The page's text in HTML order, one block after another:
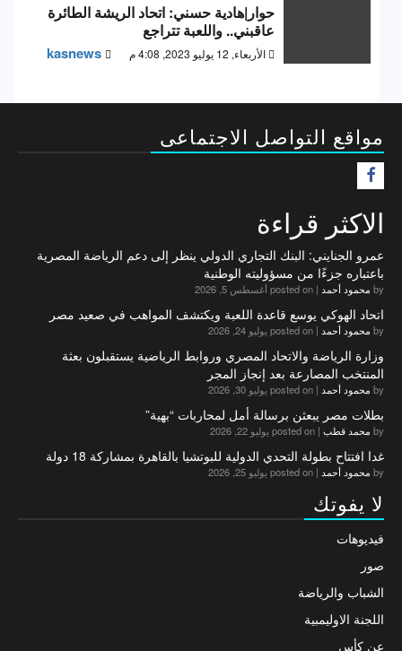
حوار|هادية حسني: اتحاد الريشة الطائرة
عاقبني.. واللعبة تتراجع
الأربعاء, 12 يوليو 2023, 4:08 م kasnews
مواقع التواصل الاجتماعى
الاكثر قراءة
عمرو الجنايني: البنك التجاري الدولي ينظر إلى دعم الرياضة المصرية
باعتباره جزءًا من مسؤوليته الوطنية
by محمود أحمد | posted on أغسطس 5, 2026
اتحاد الهوكي يوسع قاعدة اللعبة ويكتشف المواهب في صعيد مصر
by محمود أحمد | posted on يوليو 24, 2026
وزارة الرياضة والاتحاد المصري وروابط الرياضية يستقبلون بعثة
المنتخب المصارعة بعد إنجاز المجر
by محمود أحمد | posted on يوليو 30, 2026
بطلات مصر يبعثن برسالة أمل لمحاربات “بهية”
by محمد قطب | posted on يوليو 22, 2026
غدا افتتاح بطولة التحدي الدولية للبوتشيا بالقاهرة بمشاركة 18 دولة
by محمود أحمد | posted on يوليو 25, 2026
لا يفوتك
فيديوهات
صور
الشباب والرياضة
اللجنة الاوليمبية
عن كأس